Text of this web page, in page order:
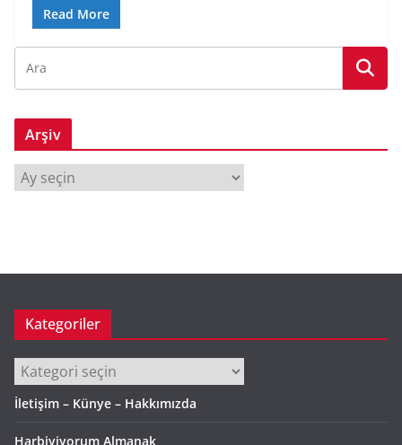
Read More
Arşiv
Kategoriler
Kategoriler
İletişim – Künye – Hakkımızda
Harbiyiyorum Almanak